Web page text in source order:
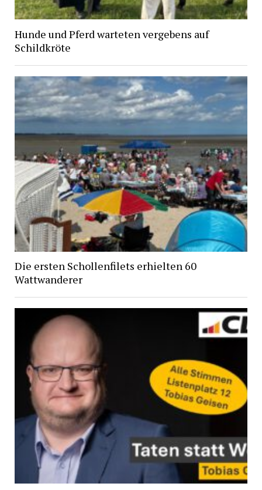
Hunde und Pferd warteten vergebens auf
Schildkröte
Die ersten Schollenfilets erhielten 60
Wattwanderer